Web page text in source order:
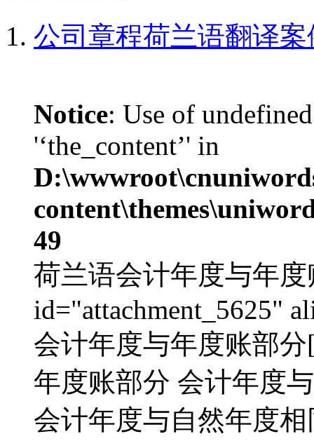
公司章程荷兰语翻译
Notice: Use of
'‘the_content’' in
49
荷兰语会计年度与年
id="attachment_5625"
会计年度与年度账部
年度账部分 会计年度
会计年度与自然年度